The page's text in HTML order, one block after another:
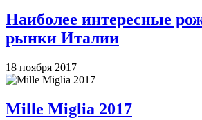
Наиболее интересные
рынки Италии
18 ноября 2017
Mille Miglia 2017